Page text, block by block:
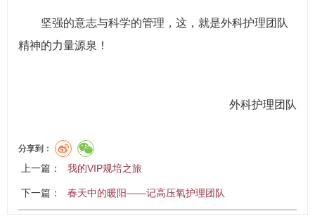
坚强的意志与科学的管理，这，就是外科护理团队
精神的力量源泉！
外科护理团队
分享到：
上一篇： 我的VIP规培之旅
下一篇： 春天中的暖阳——记高压氧护理团队